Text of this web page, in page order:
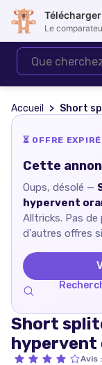
Accueil Short splite
⏳ OFFRE
Cette
Oups, désolé —
hypervent
Alltricks. Pas de
d'autres offres
Short
hypervent
Avis :
Le